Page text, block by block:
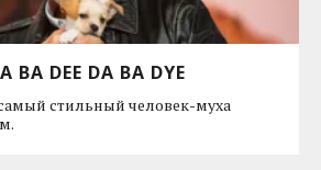
BA DEE DA BA DYE
стильный человек-муха